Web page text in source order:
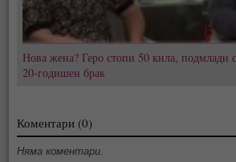
Нова жена? Геро стопи 50 кила, подмлади
20-годишен брак
Коментари (0)
Няма коментари.